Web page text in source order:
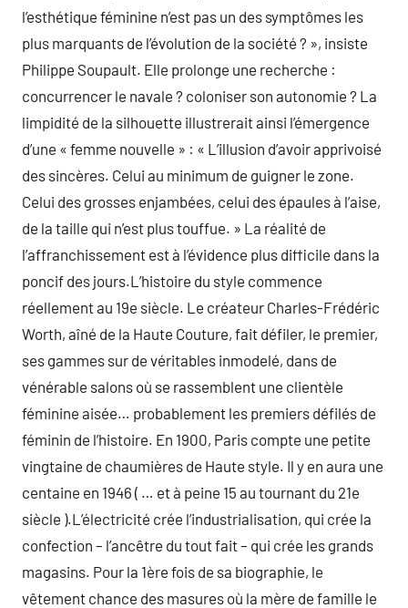
l’esthétique féminine n’est pas un des symptômes les
plus marquants de l’évolution de la société ? », insiste
Philippe Soupault. Elle prolonge une recherche :
concurrencer le navale ? coloniser son autonomie ? La
limpidité de la silhouette illustrerait ainsi l’émergence
d’une « femme nouvelle » : « L’illusion d’avoir apprivoisé
des sincères. Celui au minimum de guigner le zone.
Celui des grosses enjambées, celui des épaules à l’aise,
de la taille qui n’est plus touffue. » La réalité de
l’affranchissement est à l’évidence plus difficile dans la
poncif des jours.L’histoire du style commence
réellement au 19e siècle. Le créateur Charles-Frédéric
Worth, aîné de la Haute Couture, fait défiler, le premier,
ses gammes sur de véritables inmodelé, dans de
vénérable salons où se rassemblent une clientèle
féminine aisée… probablement les premiers défilés de
féminin de l’histoire. En 1900, Paris compte une petite
vingtaine de chaumières de Haute style. Il y en aura une
centaine en 1946 ( … et à peine 15 au tournant du 21e
siècle ).L’électricité crée l’industrialisation, qui crée la
confection – l’ancêtre du tout fait – qui crée les grands
magasins. Pour la 1ère fois de sa biographie, le
vêtement chance des masures où la mère de famille le